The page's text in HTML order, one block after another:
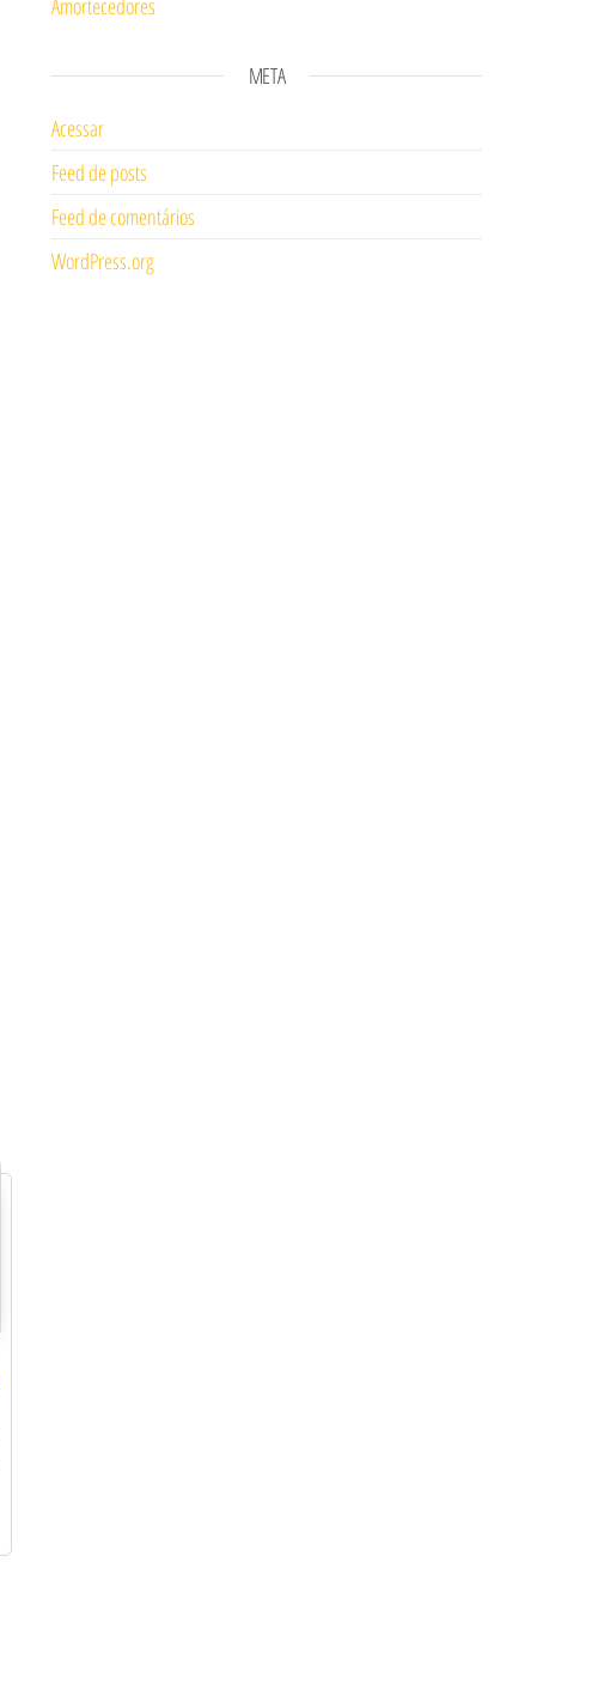
Amortecedores
META
Acessar
Feed de posts
Feed de comentários
WordPress.org